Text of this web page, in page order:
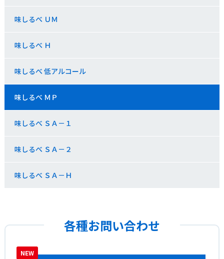
味しるべ ＵＭ
味しるべ Ｈ
味しるべ 低アルコール
味しるべ ＭＰ
味しるべ ＳＡ－１
味しるべ ＳＡ－２
味しるべ ＳＡ－Ｈ
各種お問い合わせ